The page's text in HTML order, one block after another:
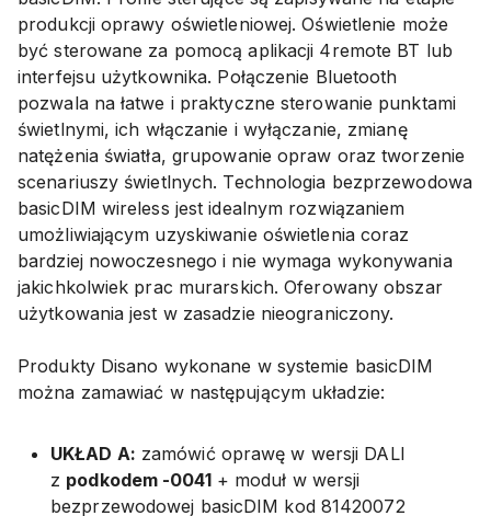
produkcji oprawy oświetleniowej. Oświetlenie może
być sterowane za pomocą aplikacji 4remote BT lub
interfejsu użytkownika. Połączenie Bluetooth
pozwala na łatwe i praktyczne sterowanie punktami
świetlnymi, ich włączanie i wyłączanie, zmianę
natężenia światła, grupowanie opraw oraz tworzenie
scenariuszy świetlnych. Technologia bezprzewodowa
basicDIM wireless jest idealnym rozwiązaniem
umożliwiającym uzyskiwanie oświetlenia coraz
bardziej nowoczesnego i nie wymaga wykonywania
jakichkolwiek prac murarskich. Oferowany obszar
użytkowania jest w zasadzie nieograniczony.
Produkty Disano wykonane w systemie basicDIM
można zamawiać w następującym układzie:
UKŁAD A: zamówić oprawę w wersji DALI
z podkodem -0041+ moduł w wersji
bezprzewodowej basicDIM kod 81420072